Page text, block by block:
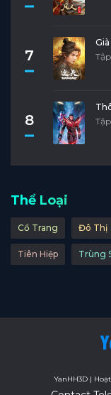
7
8
Thể Loại
Cổ Trang Đô Thị
Tiên Hiệp Trùng
YanHH3D |